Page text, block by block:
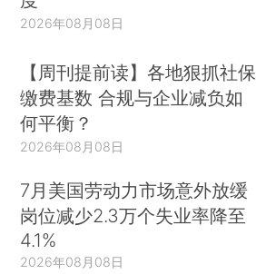
2026年08月08日
【周刊提前读】各地狠抓社保
缴费基数 合规与企业减负如
何平衡？
2026年08月08日
7月美国劳动力市场意外放缓
岗位减少2.3万个失业率降至
4.1%
2026年08月08日